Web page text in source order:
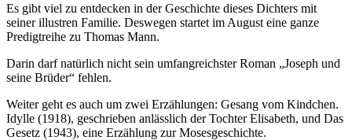
Es gibt viel zu entdecken in der Geschichte dieses Dichters mit
seiner illustren Familie. Deswegen startet im August eine ganze
Predigtreihe zu Thomas Mann.
Darin darf natürlich nicht sein umfangreichster Roman „Joseph und
seine Brüder“ fehlen.
Weiter geht es auch um zwei Erzählungen: Gesang vom Kindchen.
Idylle (1918), geschrieben anlässlich der Tochter Elisabeth, und Das
Gesetz (1943), eine Erzählung zur Mosesgeschichte.